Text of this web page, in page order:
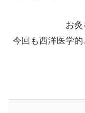
お灸
今回も西洋医学